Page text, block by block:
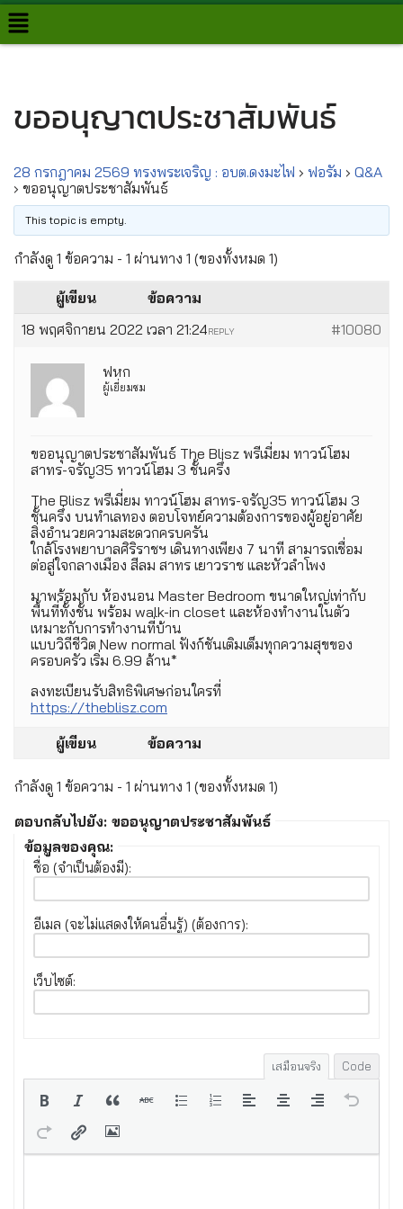
Skip
ขออนุญาตประชาสัมพันธ์
28 กรกฎาคม 2569 ทรงพระเจริญ : อบต.ดงมะไฟ › ฟอรั่ม › Q&A
› ขออนุญาตประชาสัมพันธ์
This topic is empty.
กำลังดู 1 ข้อความ - 1 ผ่านทาง 1 (ของทั้งหมด 1)
ผู้เขียน
ข้อความ
18 พฤศจิกายน 2022 เวลา 21:24
#10080
REPLY
ฟหก
ผู้เยี่ยมชม
ขออนุญาตประชาสัมพันธ์ The Blisz พรีเมี่ยม ทาวน์โฮม
สาทร-จรัญ35 ทาวน์โฮม 3 ชั้นครึ่ง
The Blisz พรีเมี่ยม ทาวน์โฮม สาทร-จรัญ35 ทาวน์โฮม 3
ชั้นครึ่ง บนทำเลทอง ตอบโจทย์ความต้องการของผู้อยู่อาศัย
สิ่งอำนวยความสะดวกครบครัน
ใกล้โรงพยาบาลศิริราชฯ เดินทางเพียง 7 นาที สามารถเชื่อม
ต่อสู่ใจกลางเมือง สีลม สาทร เยาวราช และหัวลําโพง
มาพร้อมกับ ห้องนอน Master Bedroom ขนาดใหญ่เท่ากับ
พื้นที่ทั้งชั้น พร้อม walk-in closet และห้องทํางานในตัว
เหมาะกับการทำงานที่บ้าน
แบบวิถีชีวิต New normal ฟังก์ชันเติมเต็มทุกความสุขของ
ครอบครัว เริ่ม 6.99 ล้าน*
ลงทะเบียนรับสิทธิพิเศษก่อนใครที่
https://theblisz.com
ผู้เขียน
ข้อความ
กำลังดู 1 ข้อความ - 1 ผ่านทาง 1 (ของทั้งหมด 1)
ตอบกลับไปยัง: ขออนุญาตประชาสัมพันธ์
ข้อมูลของคุณ:
ชื่อ (จำเป็นต้องมี):
อีเมล (จะไม่แสดงให้คนอื่นรู้) (ต้องการ):
เว็บไซต์:
เสมือนจริง Code